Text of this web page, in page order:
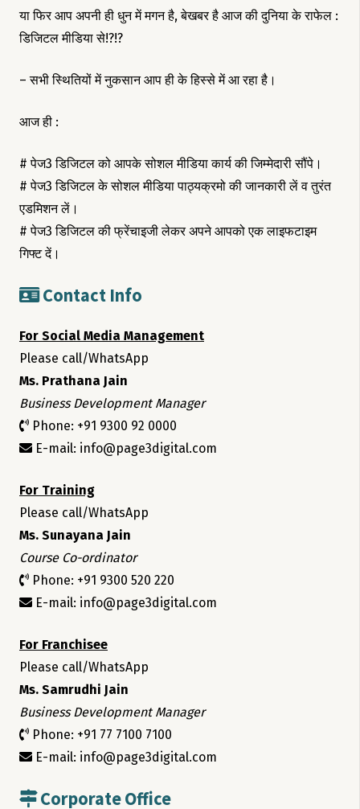
या फिर आप अपनी ही धुन में मगन है, बेखबर है आज की दुनिया के राफेल :
डिजिटल मीडिया से!?!?
– सभी स्थितियों में नुकसान आप ही के हिस्से में आ रहा है।
आज ही :
# पेज3 डिजिटल को आपके सोशल मीडिया कार्य की जिम्मेदारी सौंपे।
# पेज3 डिजिटल के सोशल मीडिया पाठ्यक्रमो की जानकारी लें व तुरंत
एडमिशन लें।
# पेज3 डिजिटल की फ्रेंचाइजी लेकर अपने आपको एक लाइफटाइम
गिफ्ट दें।
Contact Info
For Social Media Management
Please call/WhatsApp
Ms. Prathana Jain
Business Development Manager
Phone: +91 9300 92 0000
E-mail: info@page3digital.com
For Training
Please call/WhatsApp
Ms. Sunayana Jain
Course Co-ordinator
Phone: +91 9300 520 220
E-mail: info@page3digital.com
For Franchisee
Please call/WhatsApp
Ms. Samrudhi Jain
Business Development Manager
Phone: +91 77 7100 7100
E-mail: info@page3digital.com
Corporate Office